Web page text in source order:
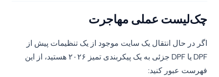
چک‌لیست عملی مهاجرت
اگر در حال انتقال یک سایت موجود از یک تنظیمات پیش از
DPF یا DPF جزئی به یک پیکربندی تمیز ۲۰۲۶ هستید، از این
فهرست عبور کنید: